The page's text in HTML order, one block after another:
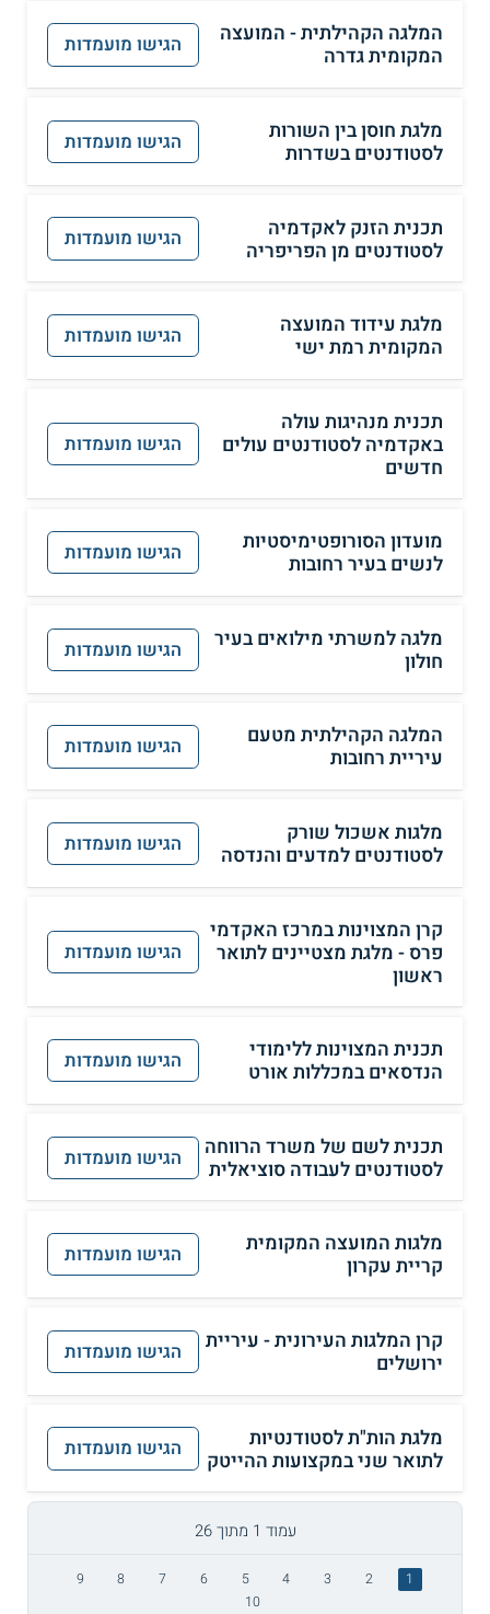
המלגה הקהילתית - המועצה
המקומית גדרה
הגישו מועמדות
מלגת חוסן בין השורות
לסטודנטים בשדרות
הגישו מועמדות
תכנית הזנק לאקדמיה
לסטודנטים מן הפריפריה
הגישו מועמדות
מלגת עידוד המועצה
המקומית רמת ישי
הגישו מועמדות
תכנית מנהיגות עולה
באקדמיה לסטודנטים עולים
חדשים
הגישו מועמדות
מועדון הסורופטימיסטיות
לנשים בעיר רחובות
הגישו מועמדות
מלגה למשרתי מילואים בעיר
חולון
הגישו מועמדות
המלגה הקהילתית מטעם
עיריית רחובות
הגישו מועמדות
מלגות אשכול שורק
לסטודנטים למדעים והנדסה
הגישו מועמדות
קרן המצוינות במרכז האקדמי
פרס - מלגת מצטיינים לתואר
ראשון
הגישו מועמדות
תכנית המצוינות ללימודי
הנדסאים במכללות אורט
הגישו מועמדות
תכנית לשם של משרד הרווחה
לסטודנטים לעבודה סוציאלית
הגישו מועמדות
מלגות המועצה המקומית
קריית עקרון
הגישו מועמדות
קרן המלגות העירונית - עיריית
ירושלים
הגישו מועמדות
מלגת הות"ת לסטודנטיות
לתואר שני במקצועות ההייטק
הגישו מועמדות
עמוד 1 מתוך 26
1
2
3
4
5
6
7
8
9
10